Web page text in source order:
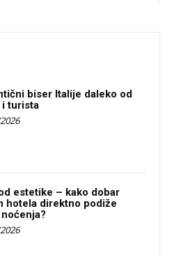
biser Italije daleko od
i turista
estetike – kako dobar
hotela direktno podiže